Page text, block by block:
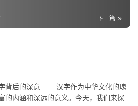
下一篇
字背后的深意 汉字作为中华文化的瑰
的内涵和深远的意义。今天，我们来探